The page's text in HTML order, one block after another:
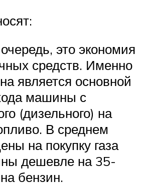
это экономия
средств. Именно
является основной
машины с
(дизельного) на
В среднем
на покупку газа
дешевле на 35-
бензин.